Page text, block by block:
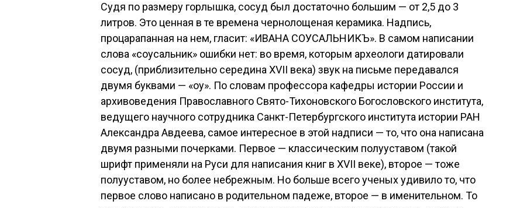
Судя по размеру горлышка, сосуд был достаточно большим — от 2,5 до 3
литров. Это ценная в те времена чернолощеная керамика. Надпись,
процарапанная на нем, гласит: «ИВАНА СОУСАЛЬНИКЪ». В самом написании
слова «соусальник» ошибки нет: во время, которым археологи датировали
сосуд, (приблизительно середина XVII века) звук на письме передавался
двумя буквами — «оу». По словам профессора кафедры истории России и
архивоведения Православного Свято-Тихоновского Богословского института,
ведущего научного сотрудника Санкт-Петербургского института истории РАН
Александра Авдеева, самое интересное в этой надписи — то, что она написана
двумя разными почерками. Первое — классическим полууставом (такой
шрифт применяли на Руси для написания книг в XVII веке), второе — тоже
полууставом, но более небрежным. Но больше всего ученых удивило то, что
первое слово написано в родительном падеже, второе — в именительном. То